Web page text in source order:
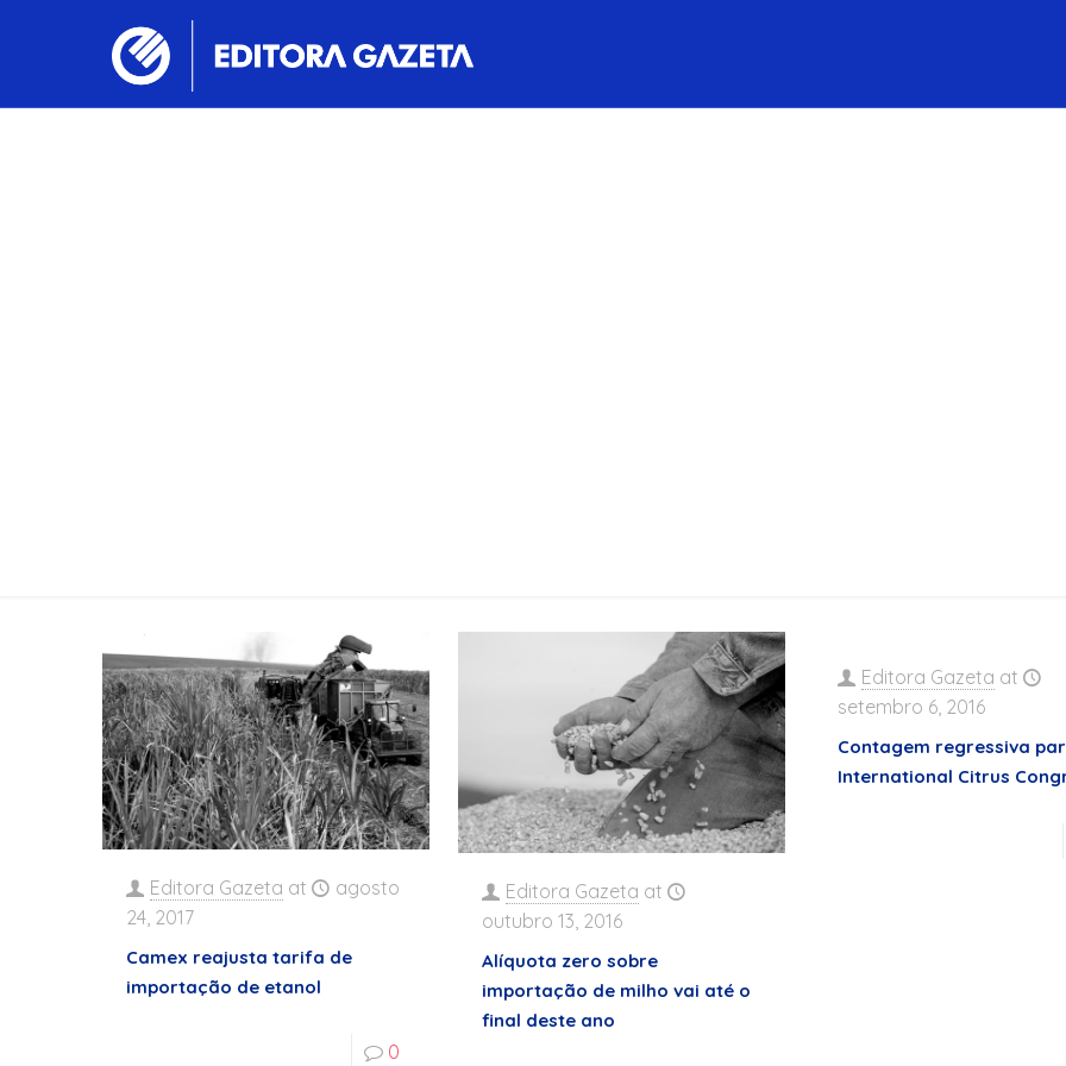
Editora Gazeta at
agosto
24, 2017
Camex reajusta tarifa de
importação de etanol
0
Editora Gazeta at
outubro 13, 2016
Alíquota zero sobre
importação de milho vai até o
final deste ano
Editora Gazeta at
setembro 6, 2016
Contagem regressiva
International Citrus